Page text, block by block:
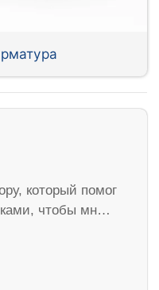
который помог
чтобы мн…